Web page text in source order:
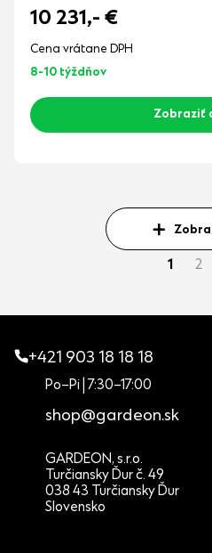
10 231,- €
Cena vrátane DPH
8-10 týždňov
Zobraziť
1 2
+421 903 18 18 18
Po–Pi | 7:30–17:00
shop@gardeon.sk
GARDEON, s.r.o.
Turčiansky Ďur č. 49
038 43 Turčiansky Ďur
Slovensko